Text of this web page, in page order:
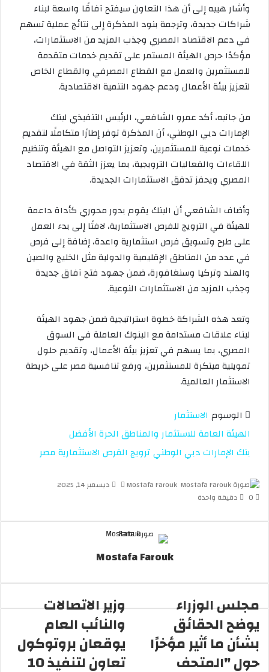
وأشار هيبه إلى أن هذا التعاون سيفتح آفاقًا واسعة لبناء
شراكات جديدة، وترجمة بنود المذكرة إلى نتائج عملية تسهم
في دعم الاقتصاد المصري وجذب المزيد من الاستثمارات،
مؤكدًا حرص الهيئة المستمر على تقديم خدمات متقدمة
للمستثمرين والعمل مع القطاع المصرفي والقطاع الخاص
لتعزيز بيئة الأعمال ودعم جهود التنمية الاقتصادية.
من جانبه، أكد عمرو الشافعي، الرئيس التنفيذي لبنك
الإمارات دبي الوطني، أن المذكرة توفر إطارًا متكاملًا لتقديم
خدمات نوعية للمستثمرين، وتعزيز التواصل مع الهيئة وتنظيم
اللقاءات والفعاليات الترويجية، بما يعزز الثقة في الاقتصاد
المصري ويحفز تدفق الاستثمارات الجديدة.
وأضاف الشافعي أن البنك يقوم بدور محوري كأداة داعمة
للهيئة في الترويج للفرص الاستثمارية، لافتًا إلى بدء العمل
على طرح وتسويق فرص استثمارية واعدة، إضافة إلى فرص
في عدد من المناطق الإقليمية والدولية مثل الخليج والصين
والهند وتركيا وسنغافورة، ضمن جهود فتح آفاق جديدة
وجذب المزيد من الاستثمارات النوعية.
وتعد هذه الشراكة خطوة استراتيجية ضمن جهود الهيئة
لبناء علاقات مستدامة مع البنوك العاملة في السوق
المصري، بما يسهم في تعزيز بيئة الأعمال، وتقديم حلول
تمويلية مبتكرة للمستثمرين، ورفع تنافسية مصر على خريطة
الاستثمار العالمية.
الوسوم الاستثمار
الهيئة العامة للاستثمار والمناطق الحرة الأفضل
بنك الإمارات دبي الوطنيترويج الفرص الاستثمارية مصر
Mostafa Farouk
ل
ب
ي
ا
ل
ك
ت
ر
و
ديسمبر 14, 2025
0
دقيقة واحدة
Mostafa Farouk
مجلس الوزراء
يوضح الحقائق
بشأن ما أثير مؤخرًا
حول "المتحف
وزير الاتصالات
والنائب العام
يوقعان بروتوكول
تعاون لتنفيذ 10